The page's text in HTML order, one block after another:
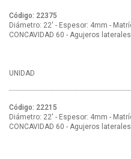
Código: 22375
Diámetro: 22' - Espesor: 4mm -
CONCAVIDAD 60 - Agujeros
UNIDAD
Código: 22215
Diámetro: 22' - Espesor: 4mm -
CONCAVIDAD 60 - Agujeros